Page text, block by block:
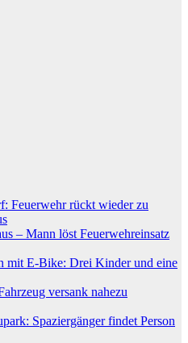
Feuerwehr rückt wieder zu
– Mann löst Feuerwehreinsatz
mit E-Bike: Drei Kinder und eine
versank nahezu
Spaziergänger findet Person